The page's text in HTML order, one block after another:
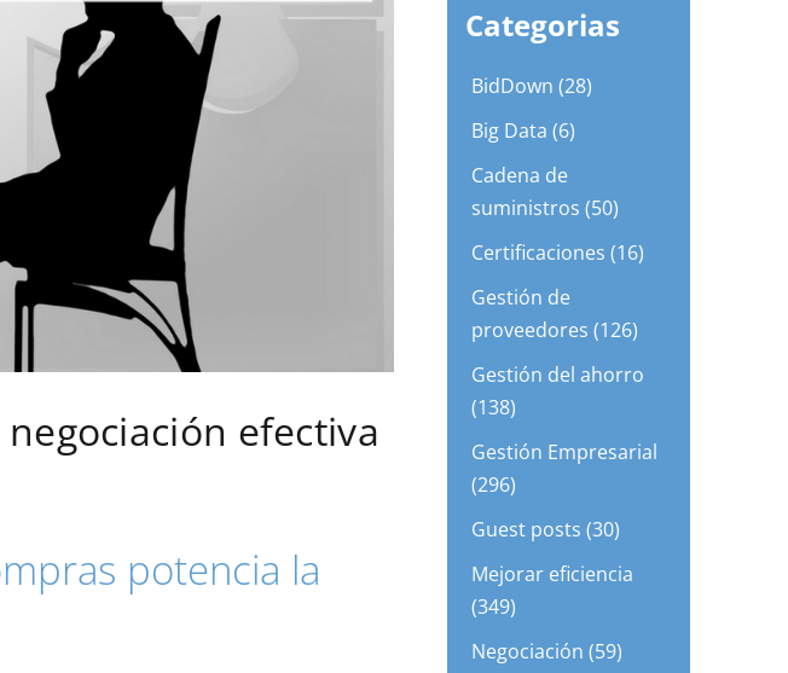
efectiva
potencia la
Categorias
BidDown (28)
Big Data (6)
Cadena de
suministros (50)
Certificaciones (16)
Gestión de
proveedores (126)
Gestión del ahorro
(138)
Gestión Empresarial
(296)
Guest posts (30)
Mejorar eficiencia
(349)
Negociación (59)